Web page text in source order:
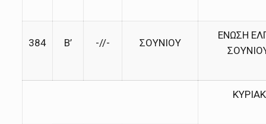
384 Β’ -//- ΣΟΥΝΙΟΥ
ΕΝΩΣΗ